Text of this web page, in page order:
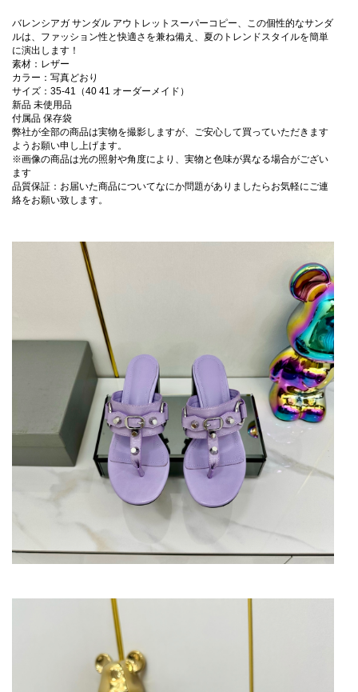
バレンシアガ サンダル アウトレットスーパーコピー、この個性的なサンダ
ルは、ファッション性と快適さを兼ね備え、夏のトレンドスタイルを簡単
に演出します！
素材：レザー
カラー：写真どおり
サイズ：35-41（40 41 オーダーメイド）
新品 未使用品
付属品 保存袋
弊社が全部の商品は実物を撮影しますが、ご安心して買っていただきます
ようお願い申し上げます。
※画像の商品は光の照射や角度により、実物と色味が異なる場合がござい
ます
品質保証：お届いた商品についてなにか問題がありましたらお気軽にご連
絡をお願い致します。